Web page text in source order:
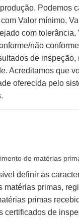
Podemos
Valor mínimo,
com tolerância,
não
de inspeção,
Acreditamos que
oferecida pelo
de matérias
definir as
primas,
primas
certificados de